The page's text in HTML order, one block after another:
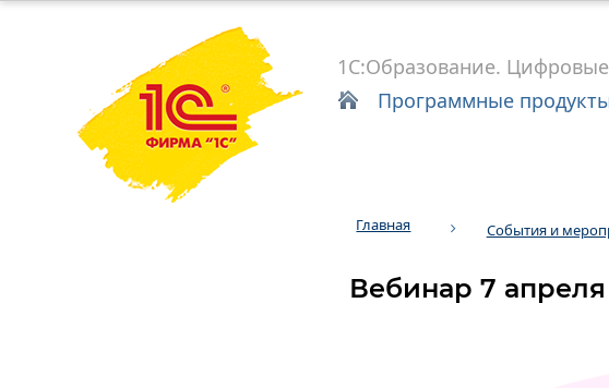
1С:Образование. Цифровые
Программные
Главная События и
Вебинар 7 апреля